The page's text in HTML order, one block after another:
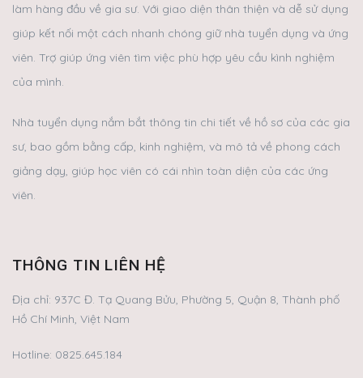
làm hàng đầu về gia sư. Với giao diện thân thiện và dễ sử dụng
giúp kết nối một cách nhanh chóng giữ nhà tuyển dụng và ứng
viên. Trợ giúp ứng viên tìm việc phù hợp yêu cầu kình nghiệm
của mình.
Nhà tuyển dụng nắm bắt thông tin chi tiết về hồ sơ của các gia
sư, bao gồm bằng cấp, kinh nghiệm, và mô tả về phong cách
giảng dạy, giúp học viên có cái nhìn toàn diện của các ứng
viên.
THÔNG TIN LIÊN HỆ
Địa chỉ: 937C Đ. Tạ Quang Bửu, Phường 5, Quận 8, Thành phố
Hồ Chí Minh, Việt Nam
Hotline: 0825.645.184